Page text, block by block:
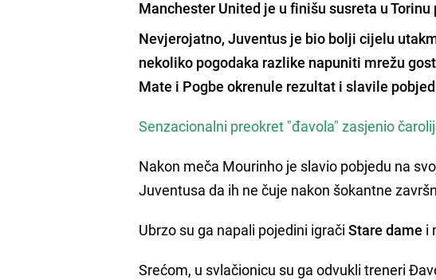
Manchester United je u finišu susreta u
Nevjerojatno,Juventus je bio bolji cijelu
nekoliko pogodaka razlike napuniti mrežu
Mate i Pogbe okrenule rezultat i slavile
Senzacionalni preokret "đavola" zasjenio
Nakon meča Mourinho je slavio pobjedu na
Juventusa da ih ne čuje nakon šokantne
Ubrzo su ga napali pojedini igrači Stare dame i
Srećom, u svlačionicu su ga odvukli treneri